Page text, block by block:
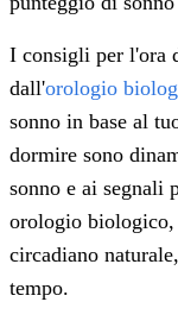
I consigli per l'ora
dall'orologio
sonno in base al
dormire sono
sonno e ai segnali
orologio
circadiano
tempo.